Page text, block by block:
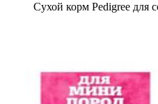
Сухой корм Pedigree для